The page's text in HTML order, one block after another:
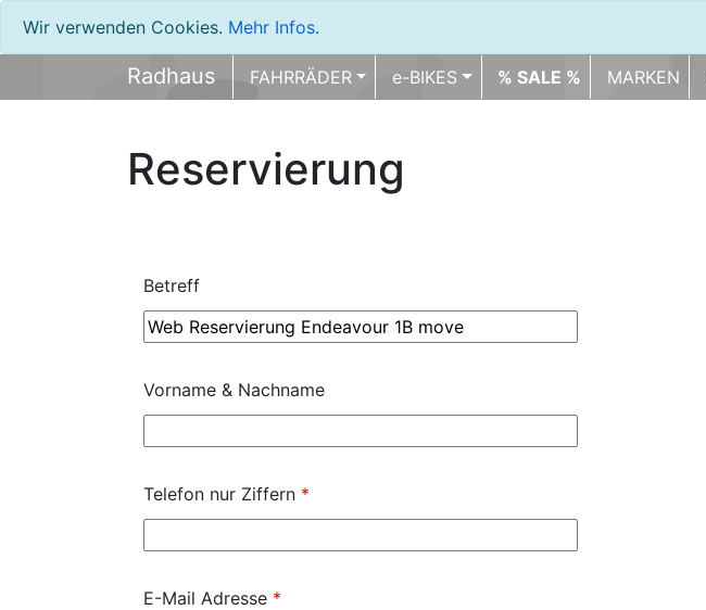
Wir verwenden Cookies. Mehr Infos.
Radhaus FAHRRÄDER e-BIKES % SALE % MARKEN
Reservierung
Betreff
Vorname & Nachname
Telefon nur Ziffern *
E-Mail Adresse *